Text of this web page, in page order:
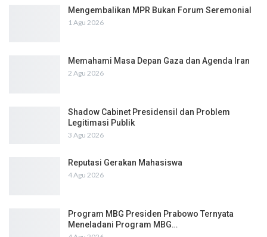
Mengembalikan MPR Bukan Forum Seremonial
1 Agu 2026
Memahami Masa Depan Gaza dan Agenda Iran
2 Agu 2026
Shadow Cabinet Presidensil dan Problem
Legitimasi Publik
3 Agu 2026
Reputasi Gerakan Mahasiswa
4 Agu 2026
Program MBG Presiden Prabowo Ternyata
Meneladani Program MBG…